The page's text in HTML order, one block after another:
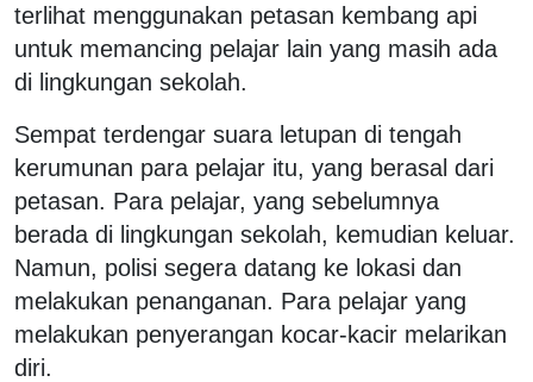
terlihat menggunakan petasan kembang api
untuk memancing pelajar lain yang masih ada
di lingkungan sekolah.
Sempat terdengar suara letupan di tengah
kerumunan para pelajar itu, yang berasal dari
petasan. Para pelajar, yang sebelumnya
berada di lingkungan sekolah, kemudian keluar.
Namun, polisi segera datang ke lokasi dan
melakukan penanganan. Para pelajar yang
melakukan penyerangan kocar-kacir melarikan
diri.